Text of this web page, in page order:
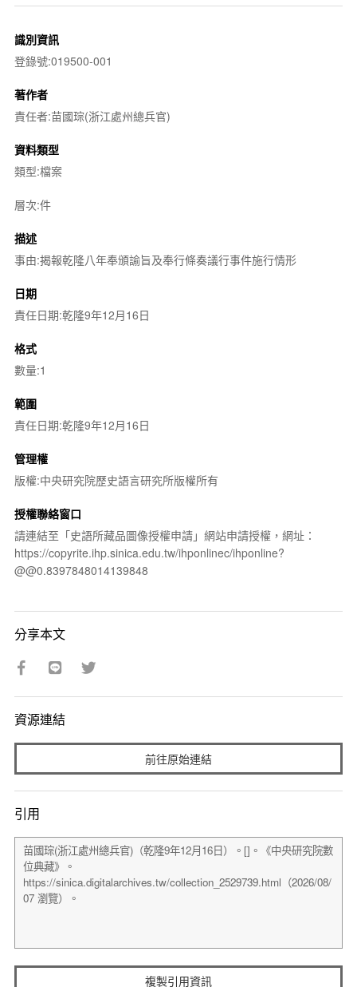
識別資訊
登錄號:019500-001
著作者
責任者:苗國琮(浙江處州總兵官)
資料類型
類型:檔案
層次:件
描述
事由:揭報乾隆八年奉頒諭旨及奉行條奏議行事件施行情形
日期
責任日期:乾隆9年12月16日
格式
數量:1
範圍
責任日期:乾隆9年12月16日
管理權
版權:中央研究院歷史語言研究所版權所有
授權聯絡窗口
請連結至「史語所藏品圖像授權申請」網站申請授權，網址：
https://copyrite.ihp.sinica.edu.tw/ihponlinec/ihponline?
@@0.8397848014139848
分享本文
資源連結
前往原始連結
引用
複製引用資訊